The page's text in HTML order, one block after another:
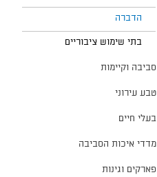
הדברה
בתי שימוש ציבוריים
סביבה וקיימות
טבע עירוני
בעלי חיים
מדדי איכות הסביבה
פארקים וגינות